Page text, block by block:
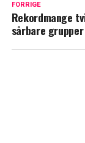
FORRIGE
Rekordmange
sårbare grupper